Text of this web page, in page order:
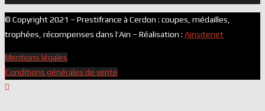
© Copyright 2021 – Prestifrance à Cerdon : coupes, médailles,
trophées, récompenses dans l’Ain – Réalisation : Ainsitenet
Mentions légales
Conditions générales de vente